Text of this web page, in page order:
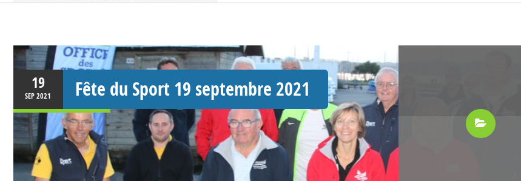
19
SEP2021 Fête du Sport 19 septembre 2021